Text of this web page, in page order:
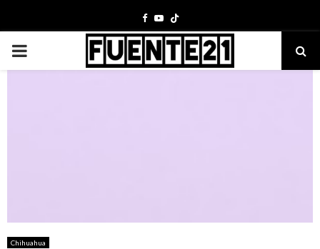
Facebook
Youtube
PRIMARY
Chihuahua